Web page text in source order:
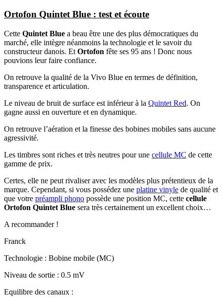
Ortofon Quintet Blue : test et écoute
Cette Quintet Blue a beau être une des plus démocratiques du
marché, elle intègre néanmoins la technologie et le savoir du
constructeur danois. Et Ortofon fête ses 95 ans ! Donc nous
pouvions leur faire confiance.
On retrouve la qualité de la Vivo Blue en termes de définition,
transparence et articulation.
Le niveau de bruit de surface est inférieur à la Quintet Red. On
gagne aussi en ouverture et en dynamique.
On retrouve l’aération et la finesse des bobines mobiles sans aucune
agressivité.
Les timbres sont riches et très neutres pour une cellule MC de cette
gamme de prix.
Certes, elle ne peut rivaliser avec les modèles plus prétentieux de la
marque. Cependant, si vous possédez une platine vinyle de qualité et
que votre préampli phono possède une position MC, cette cellule
Ortofon Quintet Blue sera très certainement un excellent choix…
A recommander !
Franck
Technologie : Bobine mobile (MC)
Niveau de sortie : 0.5 mV
Equilibre des canaux :